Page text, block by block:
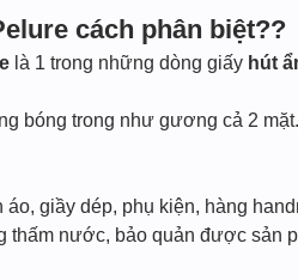
cách phân biệt??
là 1 trong những dòng giấy hút
bóng trong như gương cả 2
áo, giầy dép, phụ kiện, hàng
thấm nước, bảo quản được sản